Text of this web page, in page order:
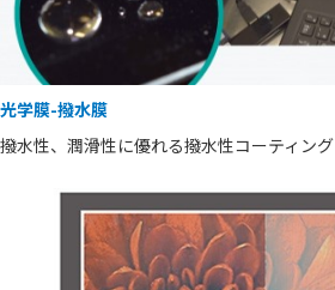
光学膜-撥水膜
撥水性、潤滑性に優れる撥水性コーティング